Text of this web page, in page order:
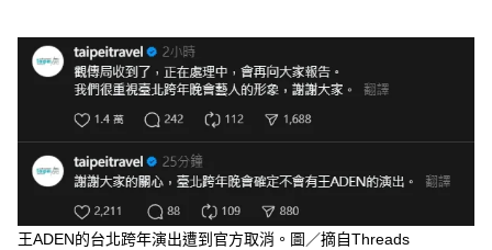
王ADEN的台北跨年演出遭到官方取消。圖／摘自Threads